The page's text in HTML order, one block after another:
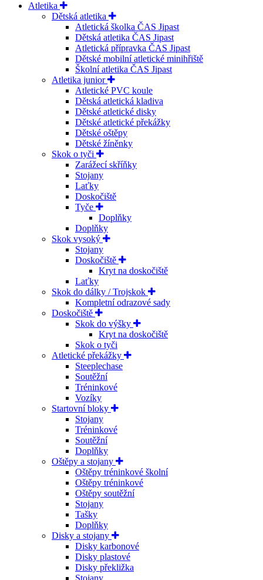
Atletika
Dětská atletika
Atletická školka ČAS Jipast
Dětská atletika ČAS Jipast
Atletická přípravka ČAS Jipast
Dětské mobilní atletické minihřiště
Školní atletika ČAS Jipast
Atletika junior
Atletické PVC koule
Dětská atletická kladiva
Dětské atletické disky
Dětské atletické překážky
Dětské oštěpy
Dětské žíněnky
Skok o tyči
Zarážecí skříňky
Stojany
Laťky
Doskočiště
Tyče
Doplňky
Doplňky
Skok vysoký
Stojany
Doskočiště
Kryt na doskočiště
Laťky
Skok do dálky / Trojskok
Kompletní odrazové sady
Doskočiště
Skok do výšky
Kryt na doskočiště
Skok o tyči
Atletické překážky
Steeplechase
Soutěžní
Tréninkové
Vozíky
Startovní bloky
Stojany
Tréninkové
Soutěžní
Doplňky
Oštěpy a stojany
Oštěpy tréninkové školní
Oštěpy tréninkové
Oštěpy soutěžní
Stojany
Tašky
Doplňky
Disky a stojany
Disky karbonové
Disky plastové
Disky překližka
Stojany